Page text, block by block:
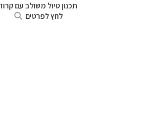
תכנון טיול משולב עם קרוז
לחץ לפרטים